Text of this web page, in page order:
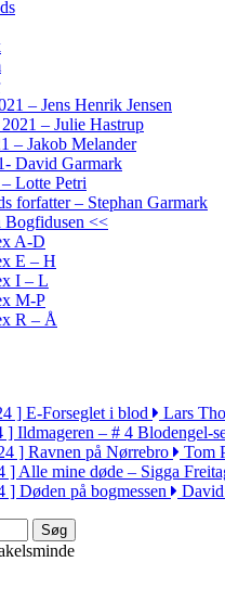
– Jens Henrik Jensen
– Julie Hastrup
– Jakob Melander
David Garmark
Lotte Petri
forfatter – Stephan Garmark
Bogfidusen <<
A-D
E – H
I – L
M-P
R – Å
] E-Forseglet i blod
Lars
] Ildmageren – # 4 Blodengel-
] Ravnen på Nørrebro
Tom
]Alle mine døde – Sigga
] Døden på bogmessen